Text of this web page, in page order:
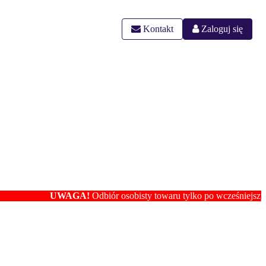
Kontakt Zaloguj się
UWAGA!Odbiór osobisty towaru tylko po wcześniejszym